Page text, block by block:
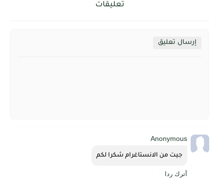
تعليقات
إرسال تعليق
Anonymous
جيت من الانستاغرام شكرا لكم
أترك ردا